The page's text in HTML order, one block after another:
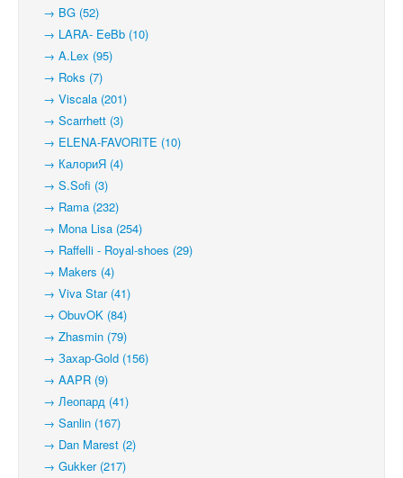
→ BG (52)
→ LARA- EeBb (10)
→ A.Lex (95)
→ Roks (7)
→ Viscala (201)
→ Scarrhett (3)
→ ELENA-FAVORITE (10)
→ КалориЯ (4)
→ S.Sofi (3)
→ Rama (232)
→ Mona Lisa (254)
→ Raffelli - Royal-shoes (29)
→ Makers (4)
→ Viva Star (41)
→ ObuvOK (84)
→ Zhasmin (79)
→ Захар-Gold (156)
→ AAPR (9)
→ Леопард (41)
→ Sanlin (167)
→ Dan Marest (2)
→ Gukker (217)